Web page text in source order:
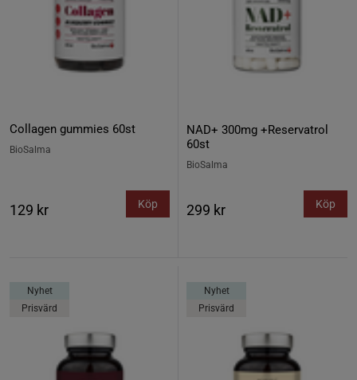
Collagen gummies 60st
BioSalma
129 kr Köp
NAD+ 300mg +Reservatrol
60st
BioSalma
299 kr Köp
Nyhet
Prisvärd
Nyhet
Prisvärd